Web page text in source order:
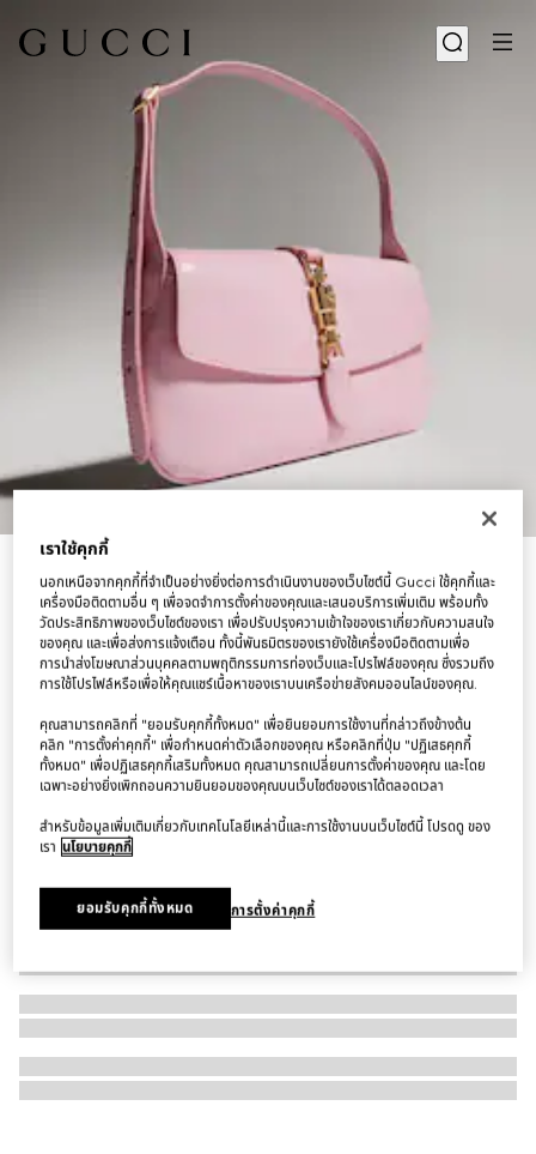
กระเป๋า Gucci Jackie small shoulder bag
฿65,000
ตัวแปรหนังสีชมพูอ่อน
เราใช้คุกกี้
นอกเหนือจากคุกกี้ที่จำเป็นอย่างยิ่งต่อการดำเนินงานของเว็บไซต์นี้ Gucci ใช้คุกกี้และ
เครื่องมือติดตามอื่น ๆ เพื่อจดจำการตั้งค่าของคุณและเสนอบริการเพิ่มเติม พร้อมทั้ง
วัดประสิทธิภาพของเว็บไซต์ของเรา เพื่อปรับปรุงความเข้าใจของเราเกี่ยวกับความสนใจ
ของคุณ และเพื่อส่งการแจ้งเตือน ทั้งนี้พันธมิตรของเรายังใช้เครื่องมือติดตามเพื่อ
การนำส่งโฆษณาส่วนบุคคลตามพฤติกรรมการท่องเว็บและโปรไฟล์ของคุณ ซึ่งรวมถึง
การใช้โปรไฟล์หรือเพื่อให้คุณแชร์เนื้อหาของเราบนเครือข่ายสังคมออนไลน์ของคุณ.
คุณสามารถคลิกที่ "ยอมรับคุกกี้ทั้งหมด" เพื่อยินยอมการใช้งานที่กล่าวถึงข้างต้น
คลิก "การตั้งค่าคุกกี้" เพื่อกำหนดค่าตัวเลือกของคุณ หรือคลิกที่ปุ่ม "ปฏิเสธคุกกี้
ทั้งหมด" เพื่อปฏิเสธคุกกี้เสริมทั้งหมด คุณสามารถเปลี่ยนการตั้งค่าของคุณ และโดย
เฉพาะอย่างยิ่งเพิกถอนความยินยอมของคุณบนเว็บไซต์ของเราได้ตลอดเวลา
สำหรับข้อมูลเพิ่มเติมเกี่ยวกับเทคโนโลยีเหล่านี้และการใช้งานบนเว็บไซต์นี้ โปรดดู ของ
เรา นโยบายคุกกี้
การตั้งค่าคุกกี้
ยอมรับคุกกี้ทั้งหมด